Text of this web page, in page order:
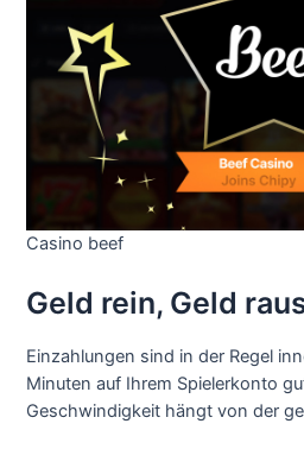
Casino beef
Geld rein, Geld
Einzahlungen sind in der Regel
Minuten auf Ihrem Spielerkonto
Geschwindigkeit hängt von der